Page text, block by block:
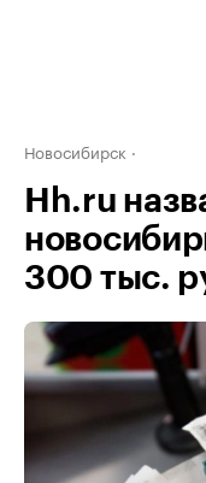
Новосибирск
Hh.ru
300 тыс.